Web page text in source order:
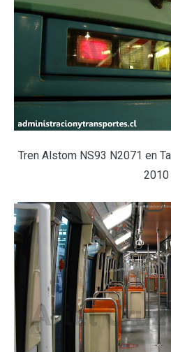
Tren Alstom NS93 N2071 en
2010